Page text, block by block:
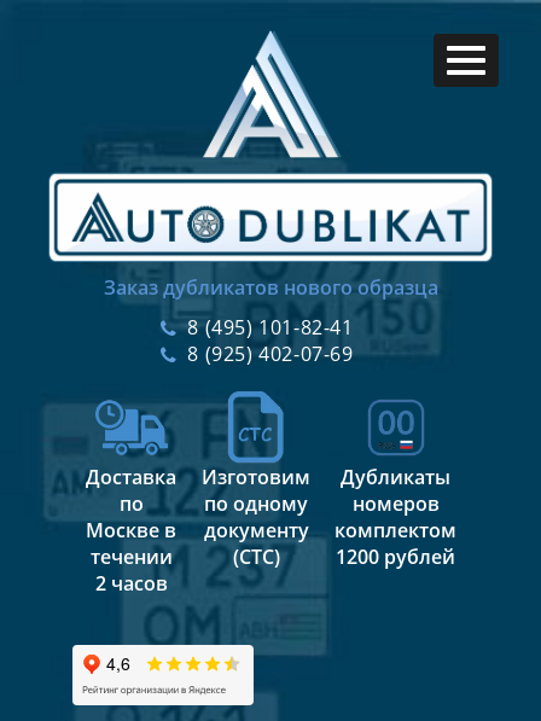
Заказ дубликатов нового образца
8 (495) 101-82-41
8 (925) 402-07-69
Доставка
по
Москве в
течении
2 часов
Изготовим
по одному
документу
(СТС)
Дубликаты
номеров
комплектом
1200 рублей